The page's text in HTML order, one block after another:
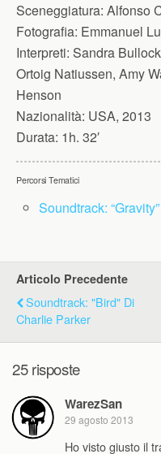
Sceneggiatura: Alfonso
Fotografia: Emmanuel
Interpreti: Sandra
Ortoig Natiussen, Amy
Henson
Nazionalità: USA, 2013
Durata: 1h. 32′
Percorsi Tematici
Soundtrack:
Articolo Precedente
Soundtrack: "Bird" Di
Charlie Parker
25 risposte
WarezSan
29 agosto 2013
Ho visto giusto il